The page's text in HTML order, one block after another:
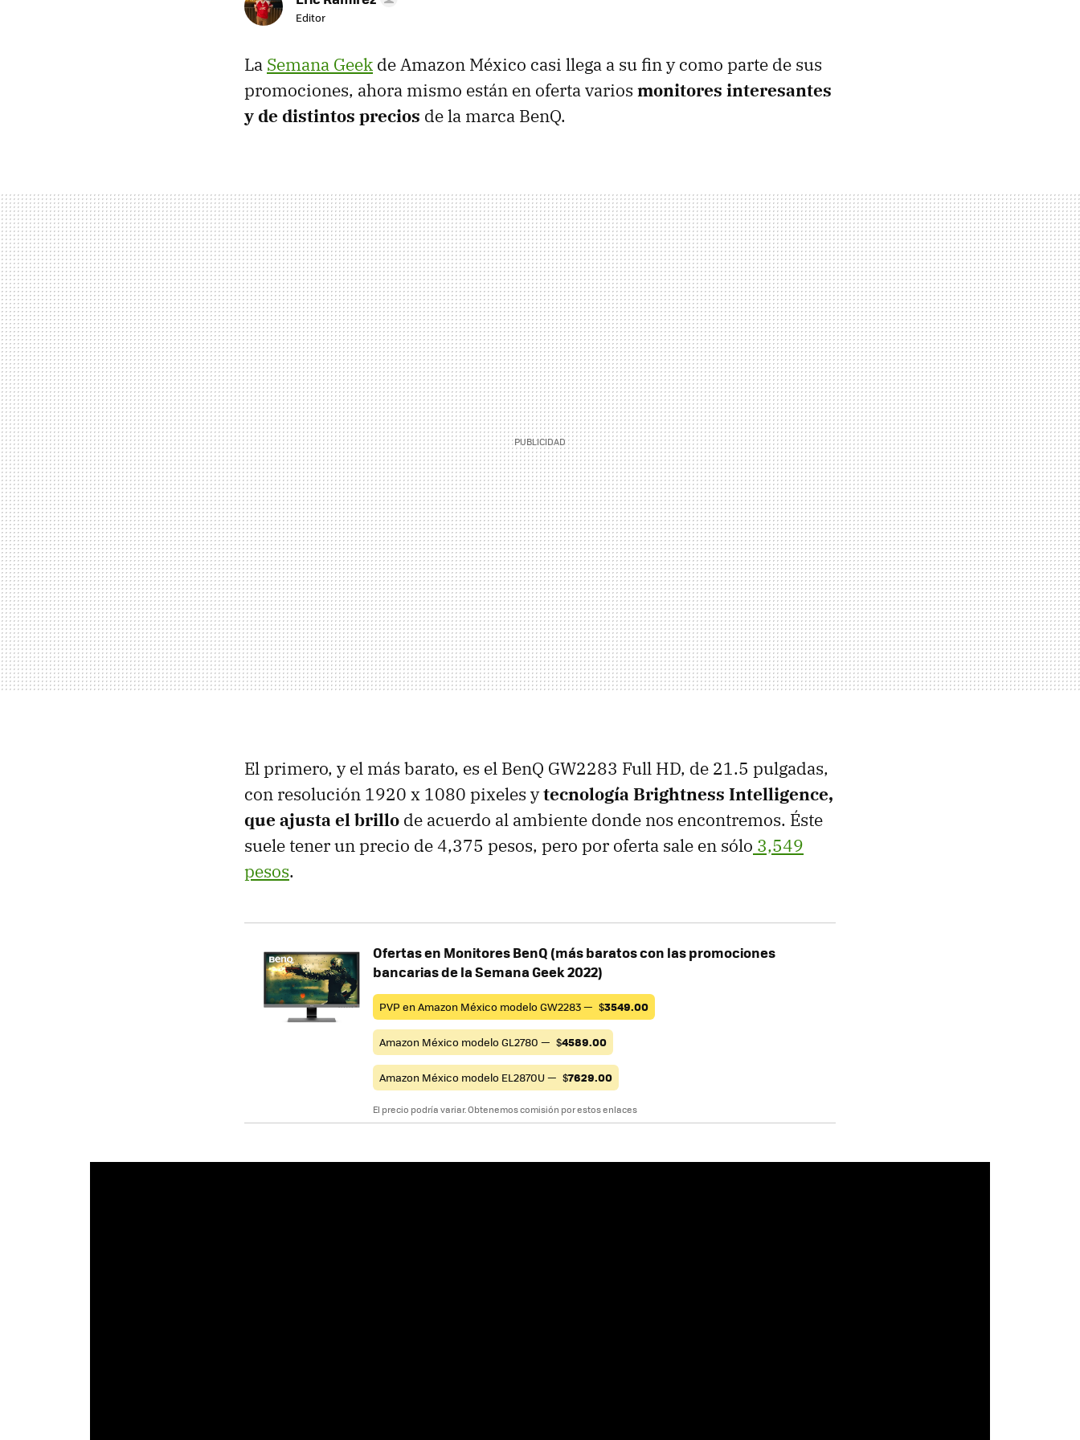
Editor
La Semana Geek de Amazon México casi llega a su fin y como parte de sus
promociones, ahora mismo están en oferta varios monitores interesantes
y de distintos precios de la marca BenQ.
El primero, y el más barato, es el BenQ GW2283 Full HD, de 21.5 pulgadas,
con resolución 1920 x 1080 pixeles ytecnología Brightness Intelligence,
que ajusta el brillo de acuerdo al ambiente donde nos encontremos. Éste
suele tener un precio de 4,375 pesos, pero por oferta sale en sólo 3,549
pesos.
Ofertas en Monitores BenQ (más baratos con las promociones
bancarias de la Semana Geek 2022)
PVP en Amazon México modelo GW2283 — $3549.00
Amazon México modelo GL2780 — $4589.00
Amazon México modelo EL2870U — $7629.00
El precio podría variar. Obtenemos comisión por estos enlaces